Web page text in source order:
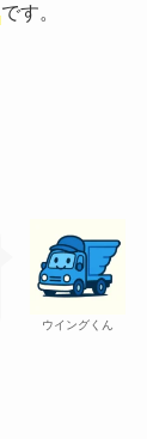
です。
ウイングくん